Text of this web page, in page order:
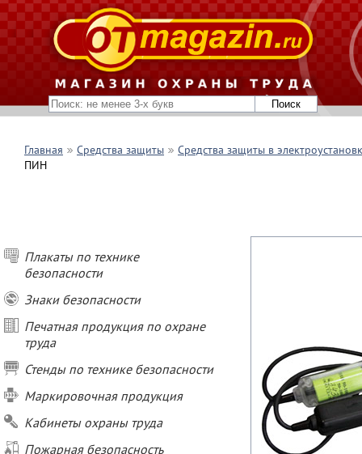
Главная Средства защиты
Средства защиты в
ПИН
Плакаты по технике
безопасности
Знаки безопасности
Печатная продукция по охране
труда
Стенды по технике безопасности
Маркировочная продукция
Кабинеты охраны труда
Пожарная безопасность